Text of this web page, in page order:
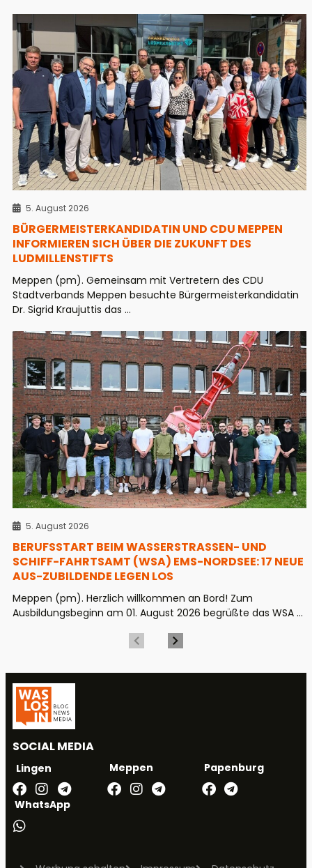
5. August 2026
BÜRGERMEISTERKANDIDATIN UND CDU MEPPEN
INFORMIEREN SICH ÜBER DIE ZUKUNFT DES
LUDMILLENSTIFTS
Meppen (pm). Gemeinsam mit Vertretern des CDU
Stadtverbands Meppen besuchte Bürgermeisterkandidatin
Dr. Sigrid Kraujuttis das ...
5. August 2026
BERUFSSTART BEIM WASSERSTRASSEN- UND S
CHIFF-FAHRTSAMT (WSA) EMS-NORDSEE: 17 NEUE A
US-ZUBILDENDE LEGEN LOS
Meppen (pm). Herzlich willkommen an Bord! Zum
Ausbildungsbeginn am 01. August 2026 begrüßte das WSA ...
SOCIAL MEDIA
Lingen Meppen Papenburg
WhatsApp